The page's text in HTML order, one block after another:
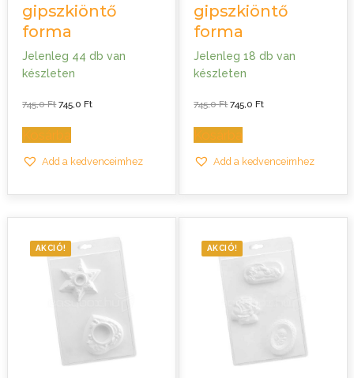
gipszkiöntő
forma
Jelenleg 44 db van
készleten
745,0FtOriginal
price
745,0 Ft.
745,0FtCurrent
Kosárba
Add a kedvenceimhez
gipszkiöntő
forma
Jelenleg 18 db van
készleten
745,0FtOriginal
price
745,0 Ft.
745,0FtCurrent
Kosárba
Add a kedvenceimhez
AKCIÓ! AKCIÓ!